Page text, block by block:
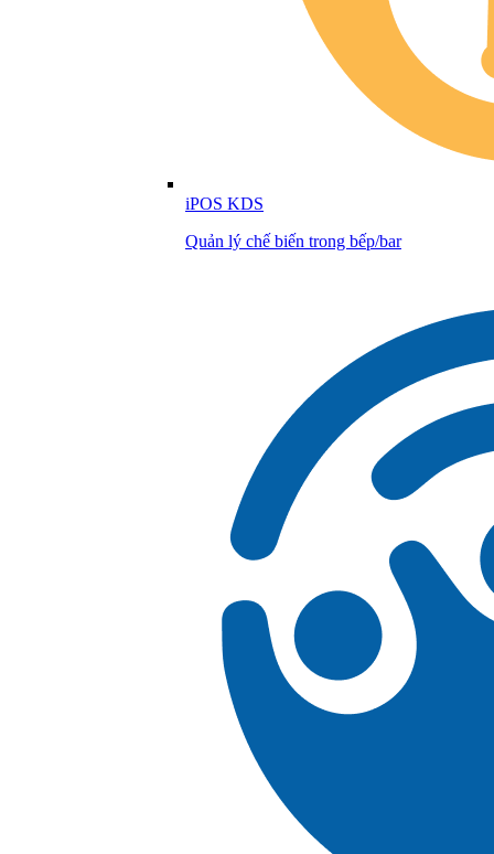
iPOS KDS
Quản lý chế biến trong bếp/bar